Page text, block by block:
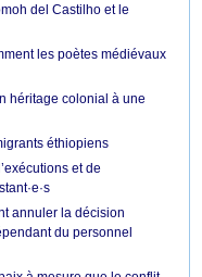
del Castilho et le
les poètes médiévaux
héritage colonial à une
éthiopiens
et de
annuler la décision
du personnel